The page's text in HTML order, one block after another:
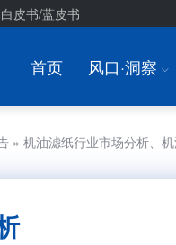
白皮书/蓝皮书
首页 风口·洞察 I
» 机油滤纸行业市场分析、